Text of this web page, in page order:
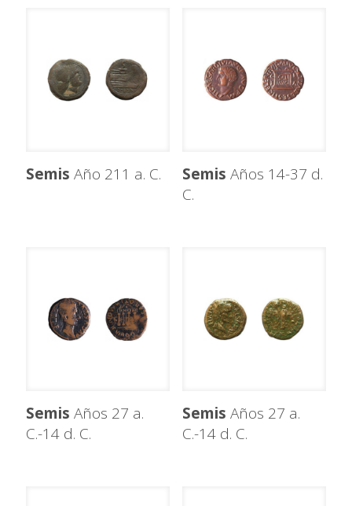
Semis Año 211 a. C. Semis Años 14-37 d.
C.
Semis Años 27 a.
C.-14 d. C.
Semis Años 27 a.
C.-14 d. C.